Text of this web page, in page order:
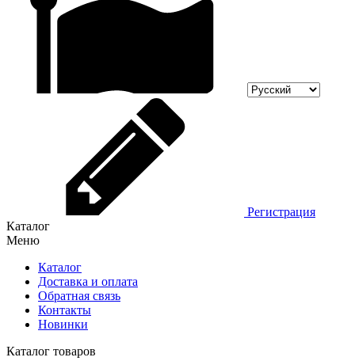
Регистрация
Каталог
Меню
Каталог
Доставка и оплата
Обратная связь
Контакты
Новинки
Каталог товаров